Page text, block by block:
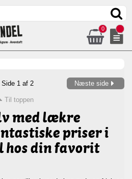
0
Side 1 af 2 Næste side
Til toppen
med lækre
priser i
hos din favorit